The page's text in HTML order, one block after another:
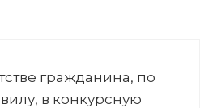
гражданина, по
в конкурсную